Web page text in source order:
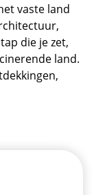
vaste land
die je zet,
land.